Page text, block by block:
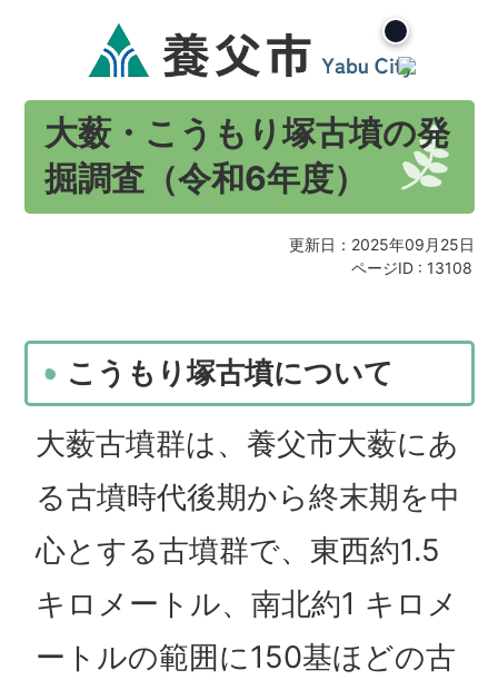
大薮・こうもり塚古墳の発
掘調査（令和6年度）
更新日：2025年09月25日
ページID : 13108
こうもり塚古墳について
大薮古墳群は、養父市大薮にあ
る古墳時代後期から終末期を中
心とする古墳群で、東西約1.5
キロメートル、南北約1 キロメ
ートルの範囲に150基ほどの古